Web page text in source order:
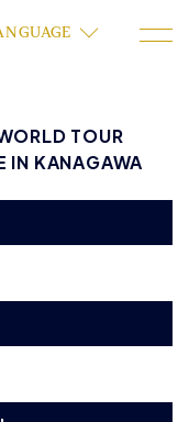
TOUR
IN KANAGAWA